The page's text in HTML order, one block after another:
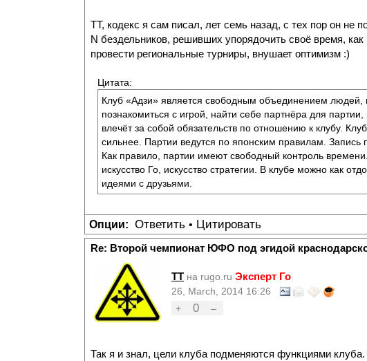
ТТ, кодекс я сам писал, лет семь назад, с тех пор он не
N бездельников, решивших упорядочить своё время,
провести региональные турниры, внушает оптимизм :)
Цитата:
Клуб «Адзи» является свободным объединением людей,
познакомиться с игрой, найти себе партнёра для
влечёт за собой обязательств по отношению к клубу.
сильнее. Партии ведутся по японским правилам.
Как правило, партии имеют свободный контроль
искусство Го, искусство стратегии. В клубе можно как
идеями с друзьями.
Опции: Ответить • Цитировать
Re: Второй чемпионат ЮФО под эгидой
TT на rugo.ru Эксперт Го
26, March, 2014 16:26
+
0 –
Так я и знал, цели клуба подменяются функциями клуба.